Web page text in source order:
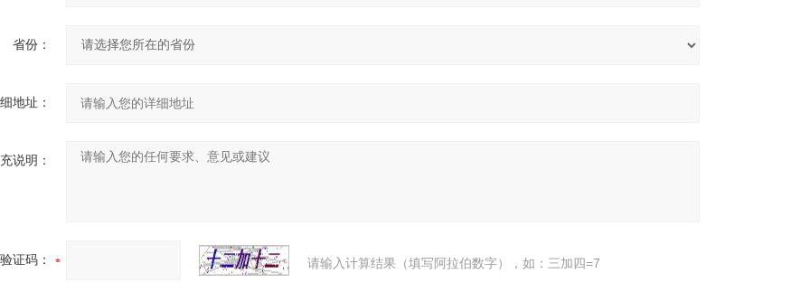
省份：
地址：
说明：
验证码： 请输入计算结果（填写阿拉伯数字），如：三加四=7